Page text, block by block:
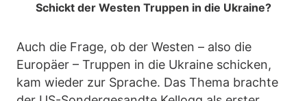
Schickt der Westen Truppen in die Ukraine?
Auch die Frage, ob der Westen – also die
Europäer – Truppen in die Ukraine schicken,
kam wieder zur Sprache. Das Thema brachte